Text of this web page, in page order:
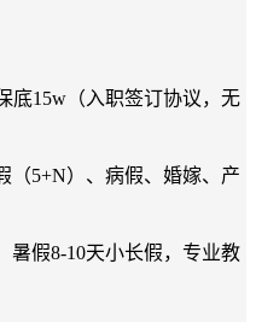
底15w（入职签订协议，无
（5+N）、病假、婚嫁、产
暑假8-10天小长假，专业教